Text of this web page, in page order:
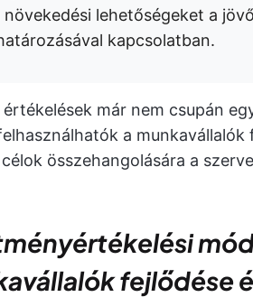
lehetőségeket a
kapcsolatban.
már nem csupán
a munkavállalók
összehangolására a
fejlődése